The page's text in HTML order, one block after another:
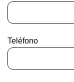
Teléfono